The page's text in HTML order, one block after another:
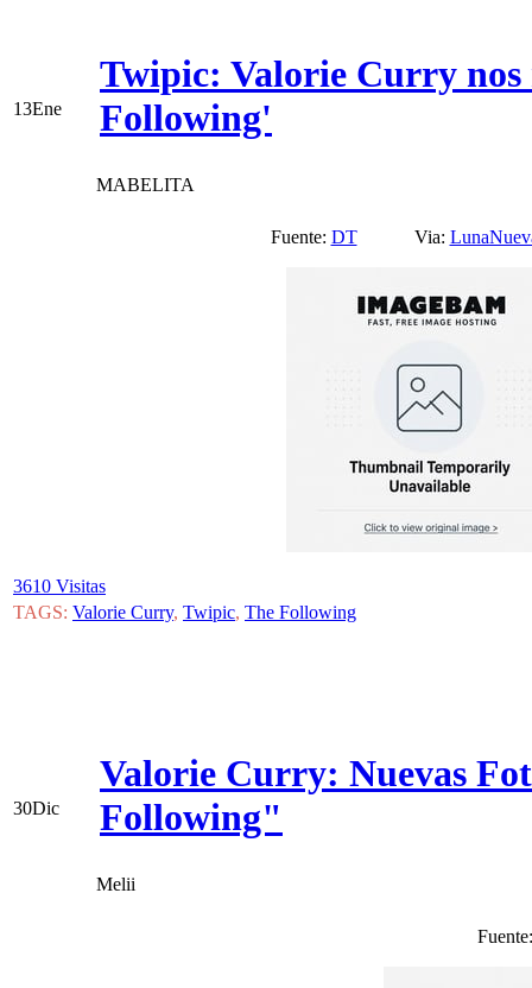
13Ene
Twipic: Valorie Curry
Following'
MABELITA
Fuente: DTVia:
3610 Visitas
TAGS: Valorie Curry, Twipic, The Following
30Dic
Valorie Curry: Nuevas
Following"
Melii